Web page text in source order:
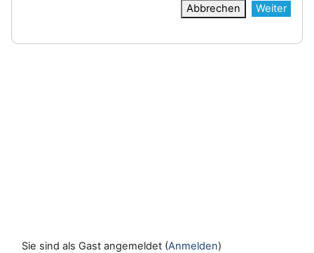
Abbrechen Weiter
Sie sind als Gast angemeldet (Anmelden)